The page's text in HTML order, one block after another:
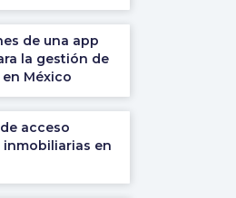
de una app
la gestión de
México
acceso
en